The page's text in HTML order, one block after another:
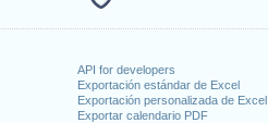
API for developers
Exportación estándar de Excel
Exportación personalizada de Excel
Exportar calendario PDF